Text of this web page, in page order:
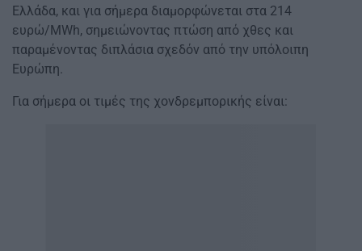
Ελλάδα, και για σήμερα διαμορφώνεται στα 214
ευρώ/MWh, σημειώνοντας πτώση από χθες και
παραμένοντας διπλάσια σχεδόν από την υπόλοιπη
Ευρώπη.
Για σήμερα οι τιμές της χονδρεμπορικής είναι: